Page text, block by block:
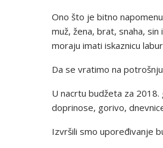
Ono što je bitno
muž, žena, brat, snaha,
moraju imati iskaznicu
Da se vratimo na
U nacrtu budžeta za
doprinose, gorivo,
Izvršili smo upoređivanje